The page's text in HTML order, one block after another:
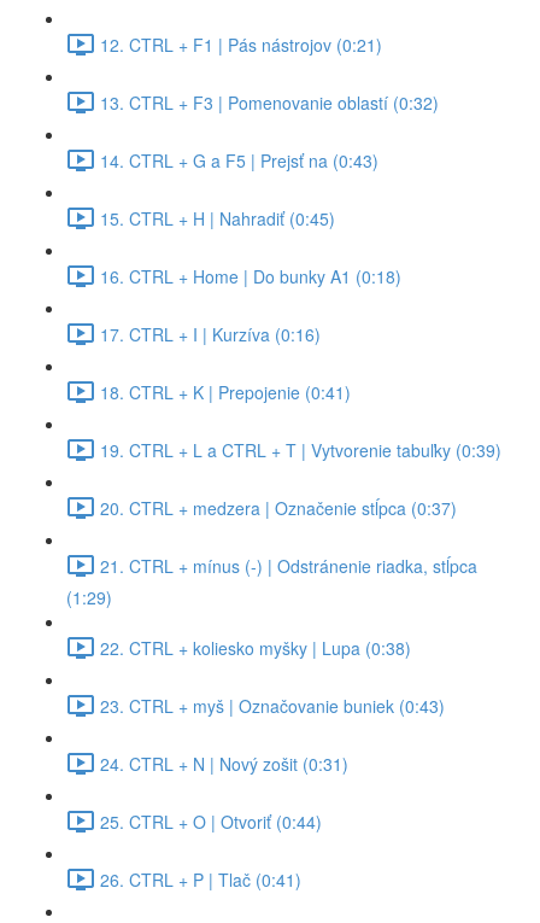
12. CTRL + F1 | Pás nástrojov (0:21)
13. CTRL + F3 | Pomenovanie oblastí (0:32)
14. CTRL + G a F5 | Prejsť na (0:43)
15. CTRL + H | Nahradiť (0:45)
16. CTRL + Home | Do bunky A1 (0:18)
17. CTRL + I | Kurzíva (0:16)
18. CTRL + K | Prepojenie (0:41)
19. CTRL + L a CTRL + T | Vytvorenie tabuľky (0:39)
20. CTRL + medzera | Označenie stĺpca (0:37)
21. CTRL + mínus (-) | Odstránenie riadka, stĺpca
(1:29)
22. CTRL + koliesko myšky | Lupa (0:38)
23. CTRL + myš | Označovanie buniek (0:43)
24. CTRL + N | Nový zošit (0:31)
25. CTRL + O | Otvoriť (0:44)
26. CTRL + P | Tlač (0:41)